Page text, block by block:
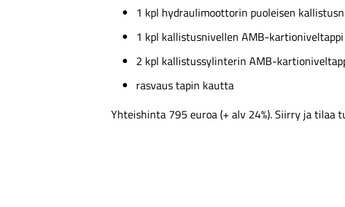
1 kpl hydraulimoottorin puoleisen
1 kpl kallistusnivellen AMB-kartioniveltappi
2 kpl kallistussylinterin AMB-
rasvaus tapin kautta
Yhteishinta 795 euroa (+ alv 24%). Siirry ja tilaa